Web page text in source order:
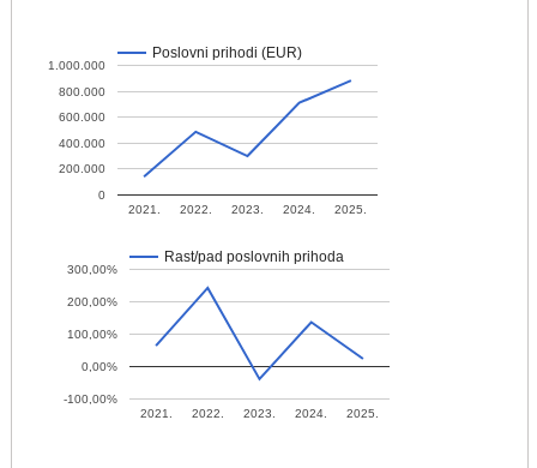
Poslovni prihodi (EUR)
2021. 2022. 2023. 2024. 2025.
0
200.000
400.000
600.000
800.000
1.000.000
Rast/pad poslovnih prihoda
2021. 2022. 2023. 2024. 2025.
-100,00%
0,00%
100,00%
200,00%
300,00%